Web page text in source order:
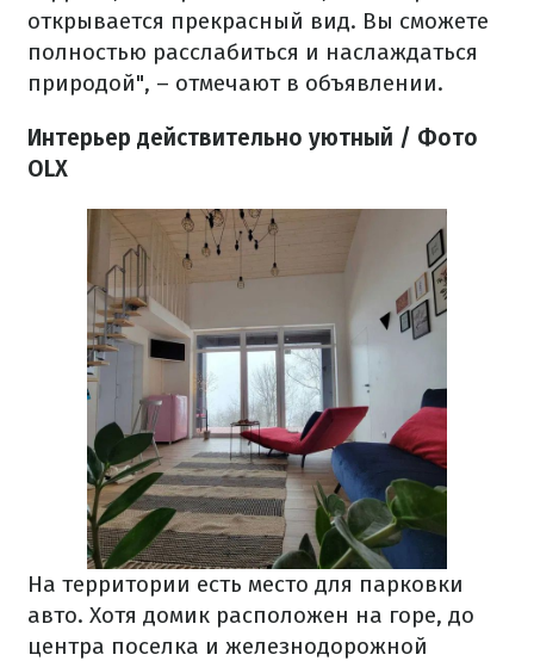
открывается прекрасный вид. Вы сможете
полностью расслабиться и наслаждаться
природой", – отмечают в объявлении.
Интерьер действительно уютный / Фото
OLX
На территории есть место для парковки
авто. Хотя домик расположен на горе, до
центра поселка и железнодорожной